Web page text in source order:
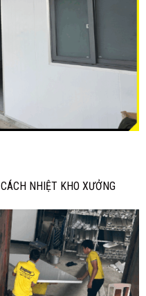
NHIỆT KHO XƯỞNG